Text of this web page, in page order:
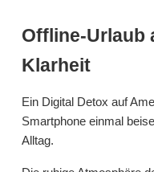
Offline-Urlaub
Klarheit
Ein Digital Detox auf
Smartphone einmal
Alltag.